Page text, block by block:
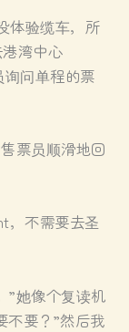
体验缆车，所
湾中心
问单程的票
票员顺滑地回
，不需要去圣
”她像个复读机
要？”然后我